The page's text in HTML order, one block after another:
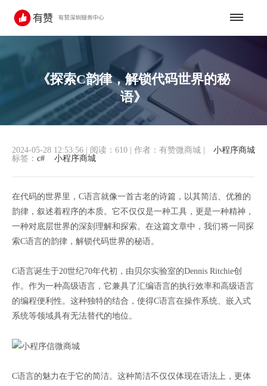
《探索C韵律，解锁代码世界的秘
语》
小程序商城
2024-05-28 12:53:56 阅读：610 作者：有赞微商城
标签： c# 小程序商城
在代码的世界里，C语言就像一首古老的诗篇，以其简洁、优雅的
韵律，叙述着程序的本质。它不仅仅是一种工具，更是一种精神，
一种对底层世界的深刻理解和探索。在这篇文章中，我们将一同探
索C语言的韵律，解锁代码世界的秘语。
C语言诞生于20世纪70年代初，由贝尔实验室的Dennis Ritchie创
作。作为一种高级语言，它兼具了汇编语言的执行效率和高级语言
的编程便利性。这种独特的结合，使得C语言在操作系统、嵌入式
系统等领域具有无法替代的地位。
C语言的魅力在于它的简洁。这种简洁不仅仅体现在语法上，更体